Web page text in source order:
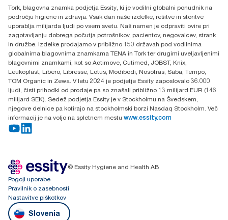
Budakeszi út 51.
Tork, blagovna znamka podjetja Essity, ki je vodilni globalni ponudnik na
področju higiene in zdravja. Vsak dan naše izdelke, rešitve in storitve
uporablja milijarda ljudi po vsem svetu. Naš namen je odpraviti ovire pri
zagotavljanju dobrega počutja potrošnikov, pacientov, negovalcev, strank
in družbe. Izdelke prodajamo v približno 150 državah pod vodilnima
globalnima blagovnima znamkama TENA in Tork ter drugimi uveljavljenimi
blagovnimi znamkami, kot so Actimove, Cutimed, JOBST, Knix,
Leukoplast, Libero, Libresse, Lotus, Modibodi, Nosotras, Saba, Tempo,
TOM Organic in Zewa. V letu 2024 je podjetje Essity zaposlovalo 36.000
ljudi, čisti prihodki od prodaje pa so znašali približno 13 milijard EUR (146
milijard SEK). Sedež podjetja Essity je v Stockholmu na Švedskem,
njegove delnice pa kotirajo na stockholmski borzi Nasdaq Stockholm. Več
informacij je na voljo na spletnem mestu www.essity.com
© Essity Hygiene and Health AB
Pogoji uporabe
Pravilnik o zasebnosti
Nastavitve piškotkov
Slovenia